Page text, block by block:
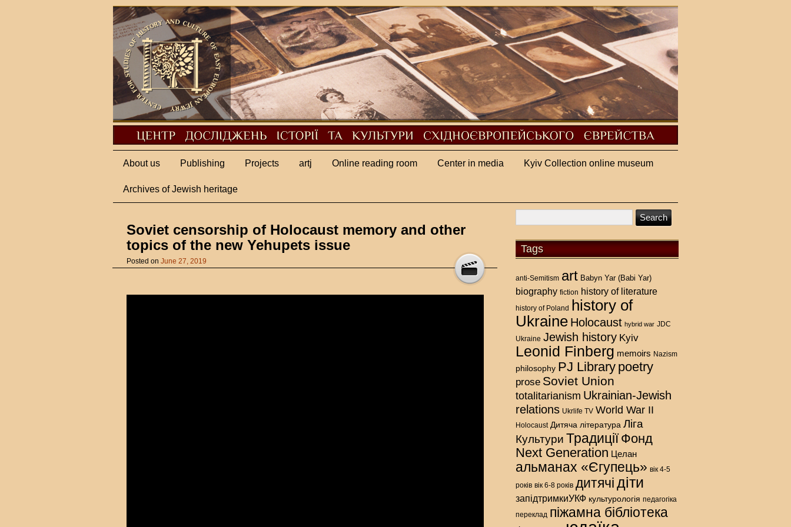
About us Publishing Projects artj Online reading room Center in media Kyiv Collection online museum
Archives of Jewish heritage
Soviet censorship of Holocaust memory and other
topics of the new Yehupets issue
Posted on June 27, 2019
Tags
anti-Semitism art Babyn Yar (Babi Yar)
biography fiction history of literature
history of Poland history of
Ukraine Holocaust hybrid war JDC
Ukraine Jewish history Kyiv
Leonid Finberg memoirs Nazism
philosophy PJ Library poetry
prose Soviet Union
totalitarianism Ukrainian-Jewish
relations Ukrlife TV World War II
Holocaust Дитяча література Ліга
Культури Традиції Фонд
Next Generation Целан
альманах «Єгупець» вік 4-5
років вік 6-8 років дитячідіти
запідтримкиУКФ культурологія педагогіка
переклад піжамна бібліотека